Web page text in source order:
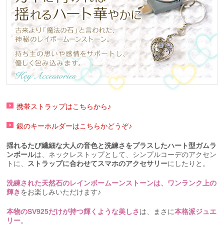
携帯ストラップはこちらから♪
銀のキーホルダーはこちらかどうぞ♪
揺れるたび繊細な大人の音色と洗練さをプラスしたハート型ガムラ
ンボールは、ネックレストップとして、シンプルコーデのアクセン
トに、 ストラップに合わせてスマホのアクセサリーにしたりと。
洗練された天然石のレインボームーンストーンは、ワンランク上の
輝きをお楽しみいただけます♪
本物のSV925だけが持つ輝くような美しさは、まさに本格派ジュエ
リー。